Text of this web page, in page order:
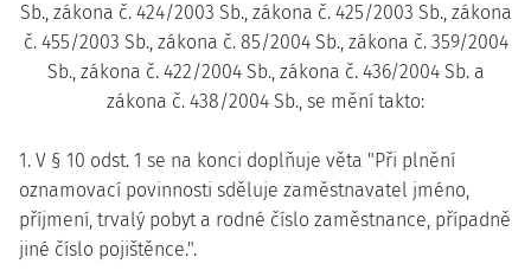
Sb., zákona č. 424/2003 Sb., zákona č. 425/2003 Sb., zákona
č. 455/2003 Sb., zákona č. 85/2004 Sb., zákona č. 359/2004
Sb., zákona č. 422/2004 Sb., zákona č. 436/2004 Sb. a
zákona č. 438/2004 Sb., se mění takto:
1. V § 10 odst. 1 se na konci doplňuje věta "Při plnění
oznamovací povinnosti sděluje zaměstnavatel jméno,
příjmení, trvalý pobyt a rodné číslo zaměstnance, případně
jiné číslo pojištěnce.".